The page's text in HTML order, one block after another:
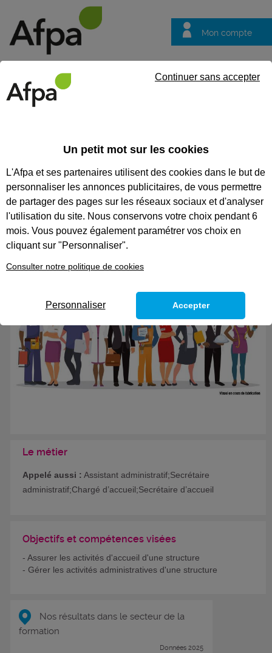
Mon compte
questions
CODES
CHARGÉ D'ACCUEIL ET DE
GESTION ADMINISTRATIVE -
CONTRAT EN ALTERNANCE
Le métier
Appelé aussi : Assistant administratif;Secrétaire
administratif;Chargé d’accueil;Secrétaire d’accueil
Objectifs et compétences visées
- Assurer les activités d'accueil d'une structure
- Gérer les activités administratives d'une structure
Nos résultats dans le secteur de la
formation
Données 2025
Un petit mot sur les cookies
L'Afpa et ses partenaires utilisent des cookies dans le but de
personnaliser les annonces publicitaires, de vous permettre
de partager des pages sur les réseaux sociaux et d'analyser
l'utilisation du site. Nous conservons votre choix pendant 6
mois. Vous pouvez également paramétrer vos choix en
cliquant sur "Personnaliser".
Consulter notre politique de cookies
Continuer sans accepter
Personnaliser Accepter